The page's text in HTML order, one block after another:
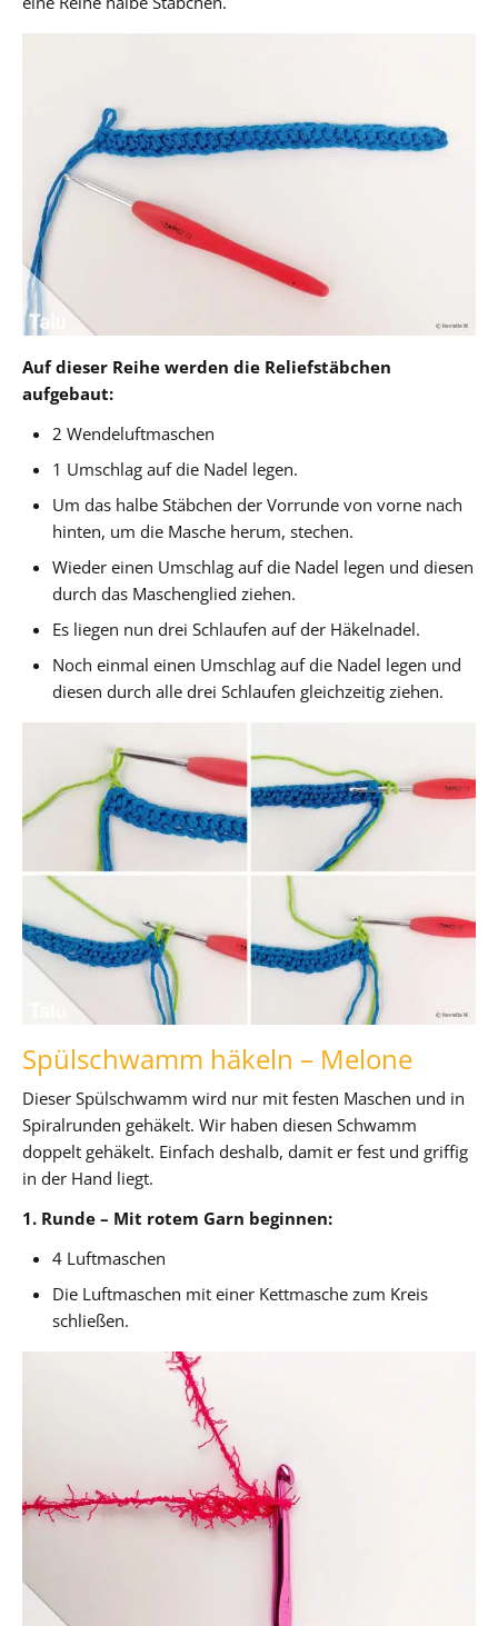
Auf dieser Reihe werden die Reliefstäbchen
aufgebaut:
2 Wendeluftmaschen
1 Umschlag auf die Nadel legen.
Um das halbe Stäbchen der Vorrunde von vorne nach
hinten, um die Masche herum, stechen.
Wieder einen Umschlag auf die Nadel legen und diesen
durch das Maschenglied ziehen.
Es liegen nun drei Schlaufen auf der Häkelnadel.
Noch einmal einen Umschlag auf die Nadel legen und
diesen durch alle drei Schlaufen gleichzeitig ziehen.
Spülschwamm häkeln – Melone
Dieser Spülschwamm wird nur mit festen Maschen und in
Spiralrunden gehäkelt. Wir haben diesen Schwamm
doppelt gehäkelt. Einfach deshalb, damit er fest und griffig
in der Hand liegt.
1. Runde – Mit rotem Garn beginnen:
4 Luftmaschen
Die Luftmaschen mit einer Kettmasche zum Kreis
schließen.